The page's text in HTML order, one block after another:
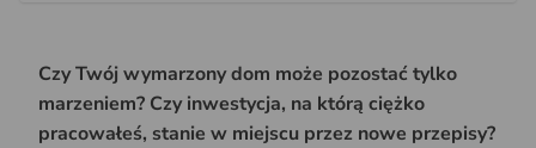
Czy Twój wymarzony dom może pozostać tylko
marzeniem? Czy inwestycja, na którą ciężko
pracowałeś, stanie w miejscu przez nowe przepisy?